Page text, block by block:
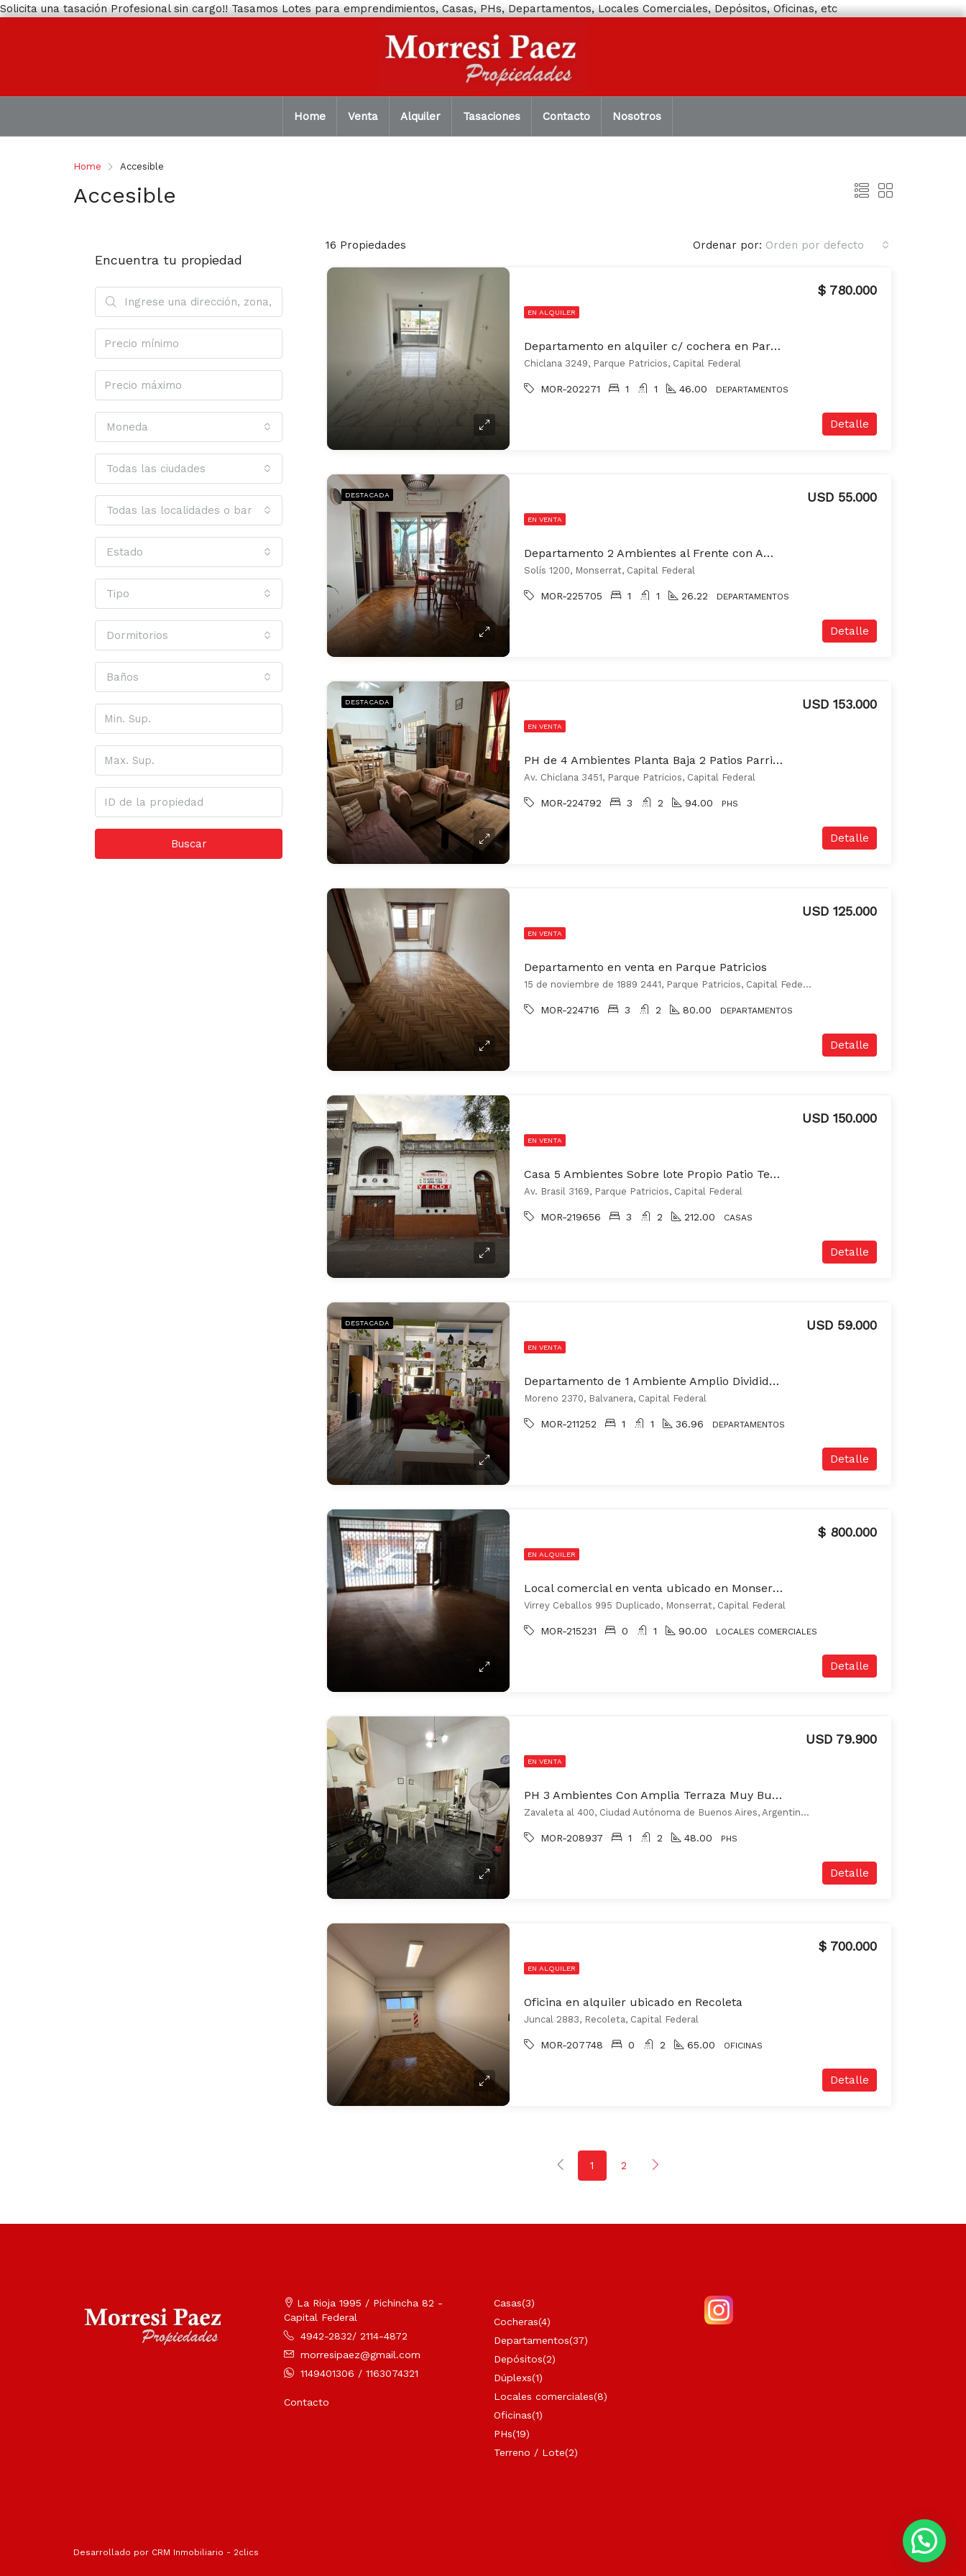
Solicita una tasación Profesional sin cargo!! Tasamos Lotes para emprendimientos, Casas, PHs, Departamentos, Locales Comerciales, Depósitos, Oficinas, etc
Home Venta Alquiler Tasaciones Contacto Nosotros
Home Accesible
Accesible
16 Propiedades Ordenar por: Orden por defecto
EN ALQUILER
Departamento en alquiler c/ cochera en Parque Patricios
$ 780.000
Chiclana 3249, Parque Patricios, Capital Federal
MOR-202271 1 1 46.00 DEPARTAMENTOS
Detalle
DESTACADA
EN VENTA
Departamento 2 Ambientes al Frente con Amplio Balcon, luminoso Muy Buen estado
USD 55.000
Solís 1200, Monserrat, Capital Federal
MOR-225705 1 1 26.22 DEPARTAMENTOS
Detalle
DESTACADA
EN VENTA
PH de 4 Ambientes Planta Baja 2 Patios Parrilla 123 m2 aprox. Excelente Estado!
USD 153.000
Av. Chiclana 3451, Parque Patricios, Capital Federal
MOR-224792 3 2 94.00 PHS
Detalle
EN VENTA
Departamento en venta en Parque Patricios
USD 125.000
15 de noviembre de 1889 2441, Parque Patricios, Capital Federal
MOR-224716 3 2 80.00 DEPARTAMENTOS
Detalle
EN VENTA
Casa 5 Ambientes Sobre lote Propio Patio Terraza Garage a Refaccionar!!
USD 150.000
Av. Brasil 3169, Parque Patricios, Capital Federal
MOR-219656 3 2 212.00 CASAS
Detalle
DESTACADA
EN VENTA
Departamento de 1 Ambiente Amplio Dividido Balcon Contra Frente Cocina separada
USD 59.000
Moreno 2370, Balvanera, Capital Federal
MOR-211252 1 1 36.96 DEPARTAMENTOS
Detalle
EN ALQUILER
Local comercial en venta ubicado en Monserrat
$ 800.000
Virrey Ceballos 995 Duplicado, Monserrat, Capital Federal
MOR-215231 0 1 90.00 LOCALES COMERCIALES
Detalle
EN VENTA
PH 3 Ambientes Con Amplia Terraza Muy Buen Estado Sin Expensas!
USD 79.900
Zavaleta al 400, Ciudad Autónoma de Buenos Aires, Argentina, Parque Patricios, Capital Federal
MOR-208937 1 2 48.00 PHS
Detalle
EN ALQUILER
Oficina en alquiler ubicado en Recoleta
$ 700.000
Juncal 2883, Recoleta, Capital Federal
MOR-207748 0 2 65.00 OFICINAS
Detalle
1 2
Encuentra tu propiedad
Moneda
Todas las ciudades
Todas las localidades o barrios
Estado
Tipo
Dormitorios
Baños
Buscar
La Rioja 1995 / Pichincha 82 -
Capital Federal
4942-2832/ 2114-4872
morresipaez@gmail.com
1149401306 / 1163074321
Contacto
Casas(3)
Cocheras(4)
Departamentos(37)
Depósitos(2)
Dúplexs(1)
Locales comerciales(8)
Oficinas(1)
PHs(19)
Terreno / Lote(2)
Desarrollado por CRM Inmobiliario - 2clics